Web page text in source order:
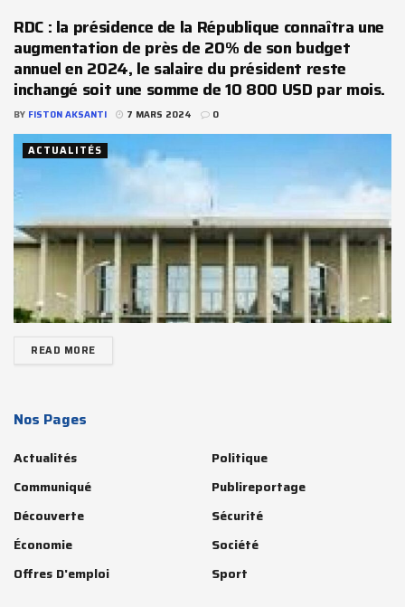
RDC : la présidence de la République connaîtra une
augmentation de près de 20% de son budget
annuel en 2024, le salaire du président reste
inchangé soit une somme de 10 800 USD par mois.
BY FISTON AKSANTI 7 MARS 2024 0
ACTUALITÉS
READ MORE
Nos Pages
Actualités
Communiqué
Découverte
Économie
Offres D'emploi
Politique
Publireportage
Sécurité
Société
Sport